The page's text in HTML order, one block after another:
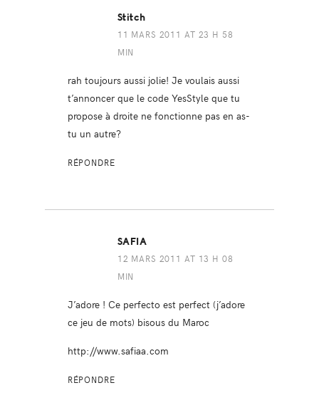
Stitch
11 MARS 2011 AT 23 H 58
MIN
rah toujours aussi jolie! Je voulais aussi
t’annoncer que le code YesStyle que tu
propose à droite ne fonctionne pas en as-
tu un autre?
RÉPONDRE
SAFIA
12 MARS 2011 AT 13 H 08
MIN
J’adore ! Ce perfecto est perfect (j’adore
ce jeu de mots) bisous du Maroc
http://www.safiaa.com
RÉPONDRE